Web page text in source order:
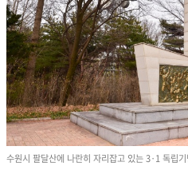
수원시 팔달산에 나란히 자리잡고 있는 3·1 독립